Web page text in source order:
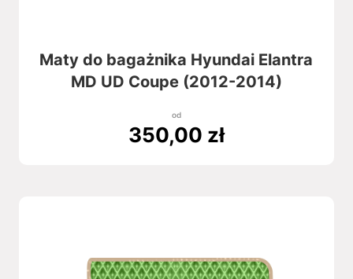
Maty do bagażnika Hyundai Elantra
MD UD Coupe (2012-2014)
od
350,00 zł